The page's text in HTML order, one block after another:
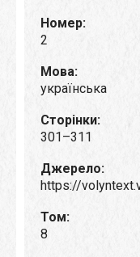
Номер:
2
Мова:
українська
Сторінки:
301–311
Джерело:
https://
Том:
8